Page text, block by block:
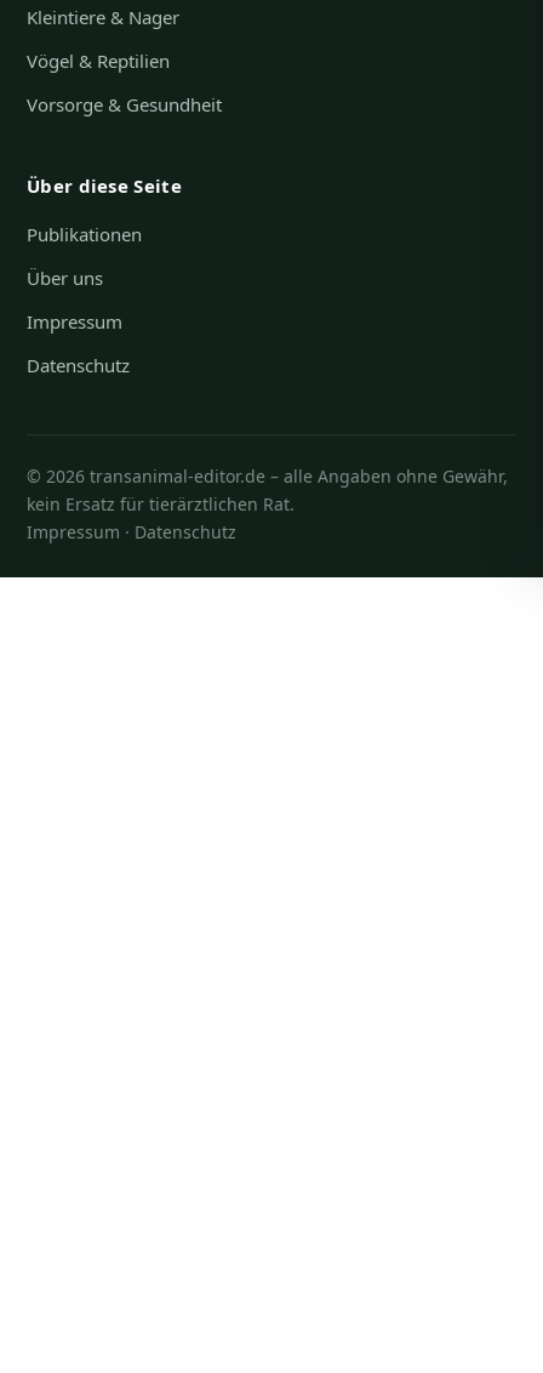
Kleintiere & Nager
Vögel & Reptilien
Vorsorge & Gesundheit
Über diese Seite
Publikationen
Über uns
Impressum
Datenschutz
© 2026 transanimal-editor.de – alle Angaben ohne Gewähr,
kein Ersatz für tierärztlichen Rat.
Impressum · Datenschutz